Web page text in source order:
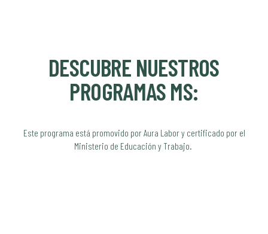
DESCUBRE NUESTROS
PROGRAMAS MS:
Este programa está promovido por Aura Labor y certificado por el
Ministerio de Educación y Trabajo.